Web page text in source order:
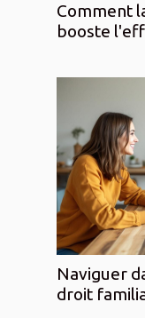
Comment
booste
Naviguer
droit